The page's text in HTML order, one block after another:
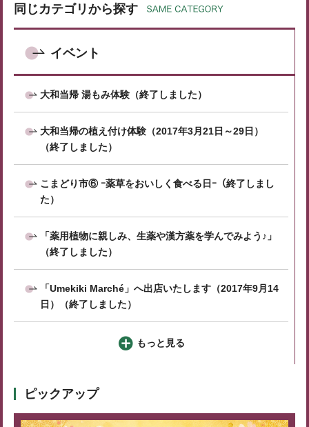
同じカテゴリから探す
イベント
大和当帰 湯もみ体験（終了しました）
大和当帰の植え付け体験（2017年3月21日～29日）
（終了しました）
こまどり市⑥ ｰ薬草をおいしく食べる日ｰ（終了しまし
た）
「薬用植物に親しみ、生薬や漢方薬を学んでみよう♪」
（終了しました）
「Umekiki Marché」へ出店いたします（2017年9月14
日）（終了しました）
もっと見る
ピックアップ